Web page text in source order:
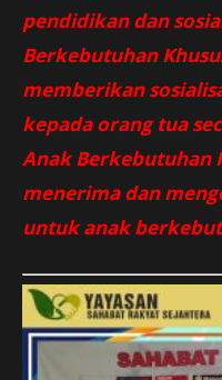
pendidikan dan
Berkebutuhan
memberikan
kepada orang tua
Anak Berkebutuhan
menerima dan
untuk anak